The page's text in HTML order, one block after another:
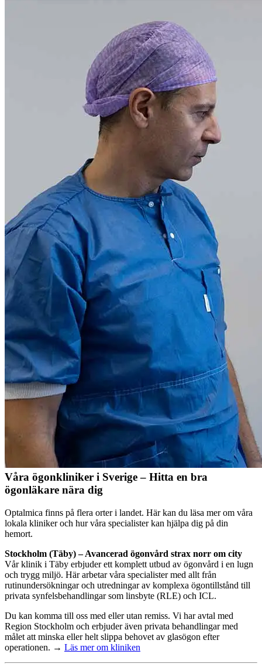
Våra ögonkliniker i Sverige – Hitta en bra
ögonläkare nära dig
Optalmica finns på flera orter i landet. Här kan du läsa mer om våra
lokala kliniker och hur våra specialister kan hjälpa dig på din
hemort.
Stockholm (Täby) – Avancerad ögonvård strax norr om city
Vår klinik i Täby erbjuder ett komplett utbud av ögonvård i en lugn
och trygg miljö. Här arbetar våra specialister med allt från
rutinundersökningar och utredningar av komplexa ögontillstånd till
privata synfelsbehandlingar som linsbyte (RLE) och ICL.
Du kan komma till oss med eller utan remiss. Vi har avtal med
Region Stockholm och erbjuder även privata behandlingar med
målet att minska eller helt slippa behovet av glasögon efter
operationen. → Läs mer om kliniken